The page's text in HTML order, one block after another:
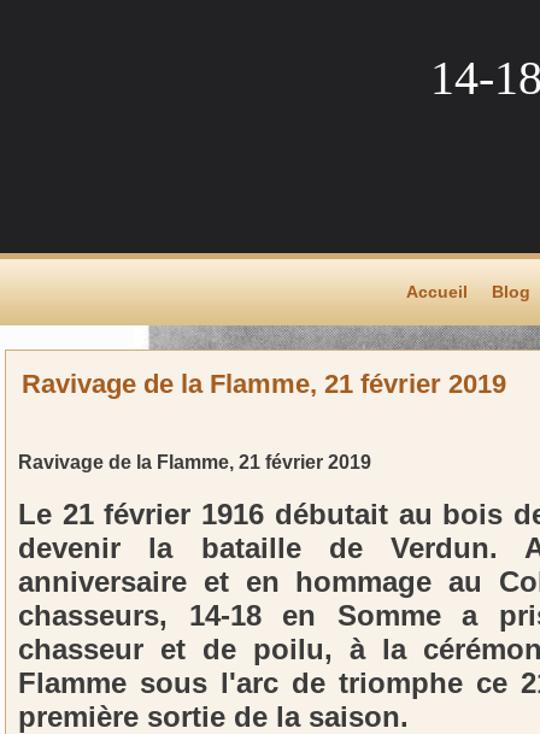
14-
Accueil Blog
Ravivage de la Flamme, 21 février 2019
Ravivage de la Flamme, 21 février 2019
Le 21 février 1916 débutait au bois
devenir la bataille de Verdun.
anniversaire et en hommage au
chasseurs, 14-18 en Somme a
chasseur et de poilu, à la
Flamme sous l'arc de triomphe ce
première sortie de la saison.